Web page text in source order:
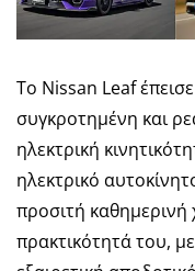
Το Nissan Leaf
συγκροτημένη και
ηλεκτρική
ηλεκτρικό
προσιτή καθημερινή
πρακτικότητά του,